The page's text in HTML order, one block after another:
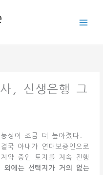
, 신생은행 그
성이 조금 더 높아졌다.
국 아내가 연대보증인으로
약 중인 토지를 계속 진행
외에는 선택지가 거의 없는